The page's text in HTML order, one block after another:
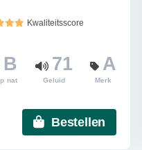
Kwaliteitsscore
B
nat
71
Geluid
A
Merk
Bestellen